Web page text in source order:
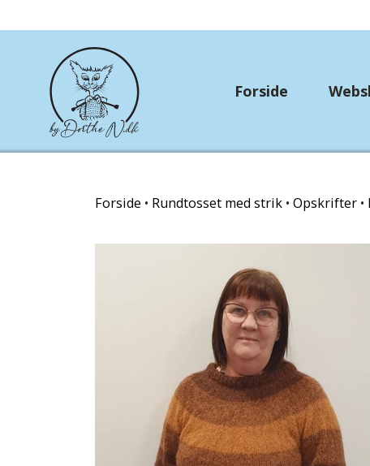
Forside
OUTLET
Strikkekit
Hækle/strikkekits dyr
Garn Gründl
Garn Lana Grossa
Garn Mayflower
Garn Mondial
Strømpegarn
Opskrifter
Forside Rundtosset med strik Opskrifter